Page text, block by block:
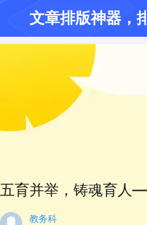
五育并举，铸魂育人
教务科
文章排版神器，